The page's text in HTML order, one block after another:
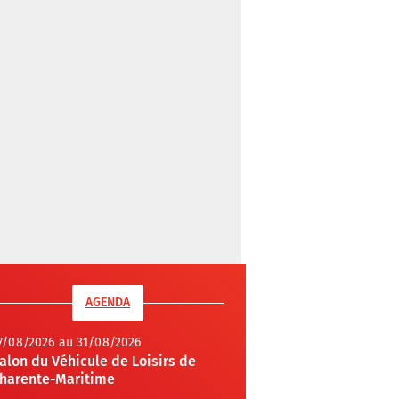
AGENDA
08/2026 au 31/08/2026
du Véhicule de Loisirs de
Maritime